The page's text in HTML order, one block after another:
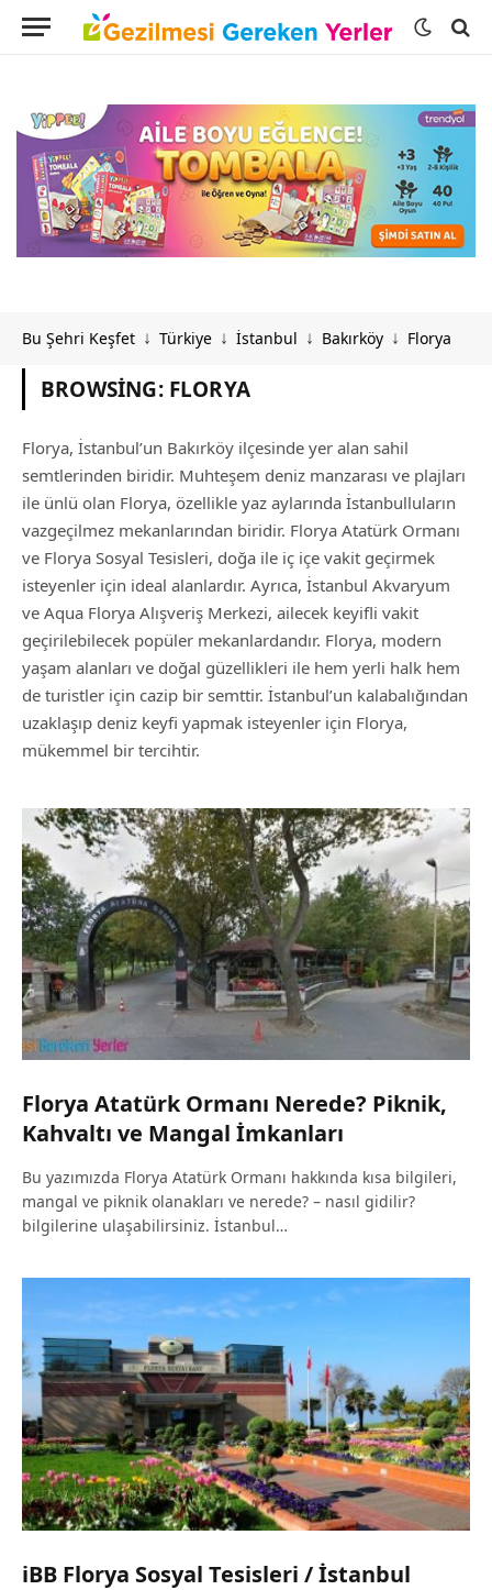
Bu Şehri Keşfet ↓ Türkiye ↓ İstanbul ↓ Bakırköy ↓ Florya
BROWSING: FLORYA
Florya, İstanbul’un Bakırköy ilçesinde yer alan sahil
semtlerinden biridir. Muhteşem deniz manzarası ve plajları
ile ünlü olan Florya, özellikle yaz aylarında İstanbulluların
vazgeçilmez mekanlarından biridir. Florya Atatürk Ormanı
ve Florya Sosyal Tesisleri, doğa ile iç içe vakit geçirmek
isteyenler için ideal alanlardır. Ayrıca, İstanbul Akvaryum
ve Aqua Florya Alışveriş Merkezi, ailecek keyifli vakit
geçirilebilecek popüler mekanlardandır. Florya, modern
yaşam alanları ve doğal güzellikleri ile hem yerli halk hem
de turistler için cazip bir semttir. İstanbul’un kalabalığından
uzaklaşıp deniz keyfi yapmak isteyenler için Florya,
mükemmel bir tercihtir.
Florya Atatürk Ormanı Nerede? Piknik,
Kahvaltı ve Mangal İmkanları
Bu yazımızda Florya Atatürk Ormanı hakkında kısa bilgileri,
mangal ve piknik olanakları ve nerede? – nasıl gidilir?
bilgilerine ulaşabilirsiniz. İstanbul…
iBB Florya Sosyal Tesisleri / İstanbul